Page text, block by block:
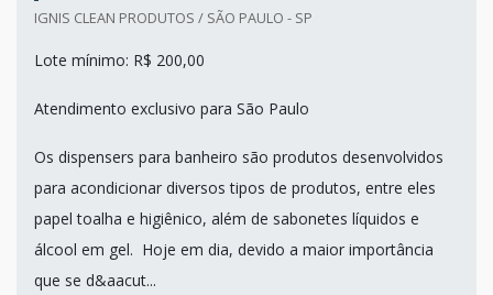
IGNIS CLEAN PRODUTOS / SÃO PAULO - SP
Lote mínimo: R$ 200,00
Atendimento exclusivo para São Paulo
Os dispensers para banheiro são produtos desenvolvidos
para acondicionar diversos tipos de produtos, entre eles
papel toalha e higiênico, além de sabonetes líquidos e
álcool em gel. Hoje em dia, devido a maior importância
que se d&aacut...